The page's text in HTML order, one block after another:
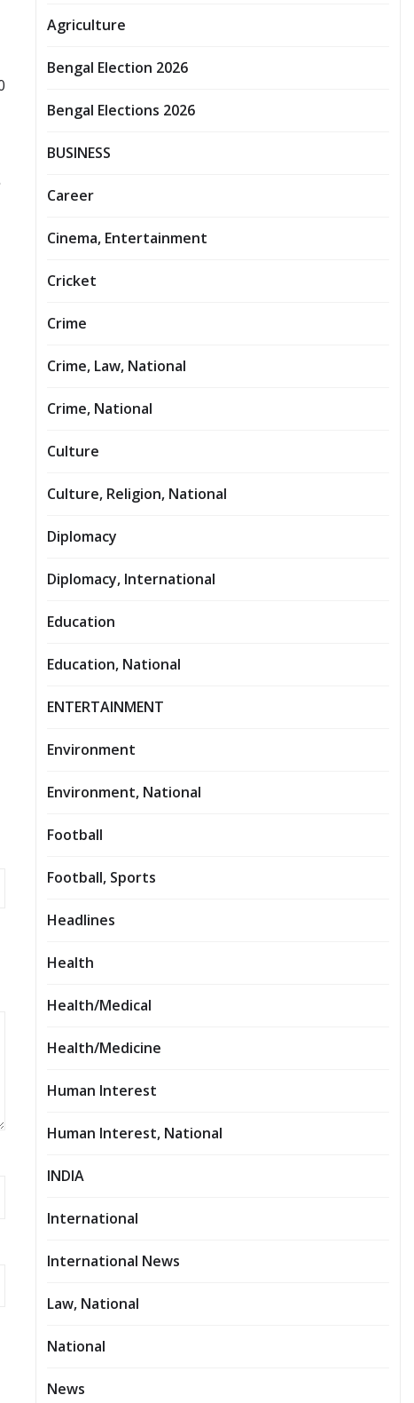
Agriculture
Bengal Election 2026
Bengal Elections 2026
BUSINESS
Career
Cinema, Entertainment
Cricket
Crime
Crime, Law, National
Crime, National
Culture
Culture, Religion, National
Diplomacy
Diplomacy, International
Education
Education, National
ENTERTAINMENT
Environment
Environment, National
Football
Football, Sports
Headlines
Health
Health/Medical
Health/Medicine
Human Interest
Human Interest, National
INDIA
International
International News
Law, National
National
News